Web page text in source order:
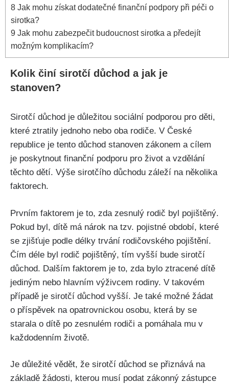
8 Jak mohu získat dodatečné finanční podpory při péči o
sirotka?
9 Jak mohu zabezpečit budoucnost sirotka a předejít
možným komplikacím?
Kolik činí sirotčí důchod a jak je
stanoven?
Sirotčí důchod je důležitou sociální podporou pro děti,
které ztratily jednoho nebo oba rodiče. V České
republice je tento důchod stanoven zákonem a cílem
je poskytnout finanční podporu pro život a vzdělání
těchto dětí. Výše sirotčího důchodu záleží na několika
faktorech.
Prvním faktorem je to, zda zesnulý rodič byl pojištěný.
Pokud byl, dítě má nárok na tzv. pojistné období, které
se zjišťuje podle délky trvání rodičovského pojištění.
Čím déle byl rodič pojištěný, tím vyšší bude sirotčí
důchod. Dalším faktorem je to, zda bylo ztracené dítě
jediným nebo hlavním výživcem rodiny. V takovém
případě je sirotčí důchod vyšší. Je také možné žádat
o příspěvek na opatrovnickou osobu, která by se
starala o dítě po zesnulém rodiči a pomáhala mu v
každodenním životě.
Je důležité vědět, že sirotčí důchod se přiznává na
základě žádosti, kterou musí podat zákonný zástupce